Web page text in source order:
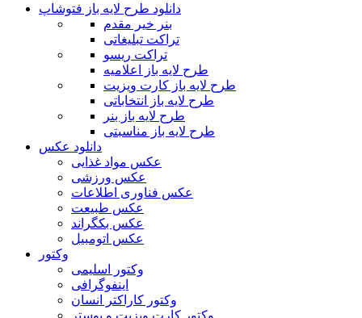
دانلود طرح لایه باز فتوشاپ
بنر خیر مقدم
تراکت تبلیغاتی
تراکت ریسو
طرح لایه باز اعلامیه
طرح لایه باز کارت ویزیت
طرح لایه باز انتخاباتی
طرح لایه باز بنر
طرح لایه باز مناسبتی
دانلود عکس
عکس مواد غذایی
عکس ورزشی
عکس فناوری اطلاعات
عکس طبیعت
عکس بکگراند
عکس اتومبیل
وکتور
وکتور اسلیمی
اینفوگرافی
وکتور کاراکتر انسان
وکتور کارت ویزیت و پوستر